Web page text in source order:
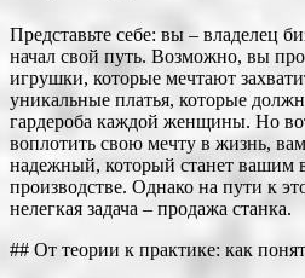
Представьте себе: вы – владелец
начал свой путь. Возможно, вы
игрушки, которые мечтают
уникальные платья, которые
гардероба каждой женщины. Но
воплотить свою мечту в жизнь,
надежный, который станет вашим
производстве. Однако на пути к
нелегкая задача – продажа станка.
## От теории к практике: как